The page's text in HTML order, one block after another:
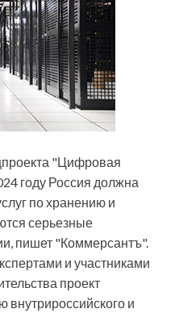
"Цифровая
году Россия должна
по хранению и
серьезные
пишет "Коммерсантъ".
и участниками
проект
и